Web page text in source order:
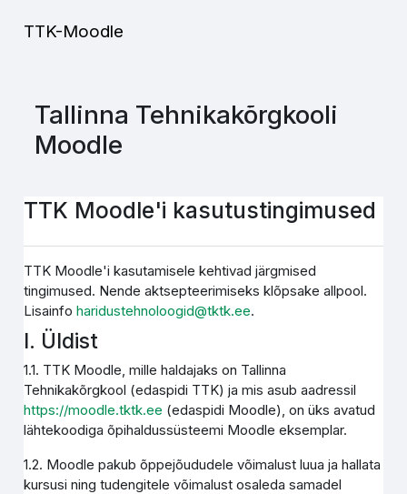
TTK-Moodle
Tallinna Tehnikakõrgkooli
Moodle
TTK Moodle'i kasutustingimused
TTK Moodle'i kasutamisele kehtivad järgmised
tingimused. Nende aktsepteerimiseks klõpsake allpool.
Lisainfoharidustehnoloogid@tktk.ee.
I. Üldist
1.1. TTK Moodle, mille haldajaks on Tallinna
Tehnikakõrgkool (edaspidi TTK) ja mis asub aadressil
https://moodle.tktk.ee (edaspidi Moodle), on üks avatud
lähtekoodiga õpihaldussüsteemi Moodle eksemplar.
1.2. Moodle pakub õppejõududele võimalust luua ja hallata
kursusi ning tudengitele võimalust osaleda samadel